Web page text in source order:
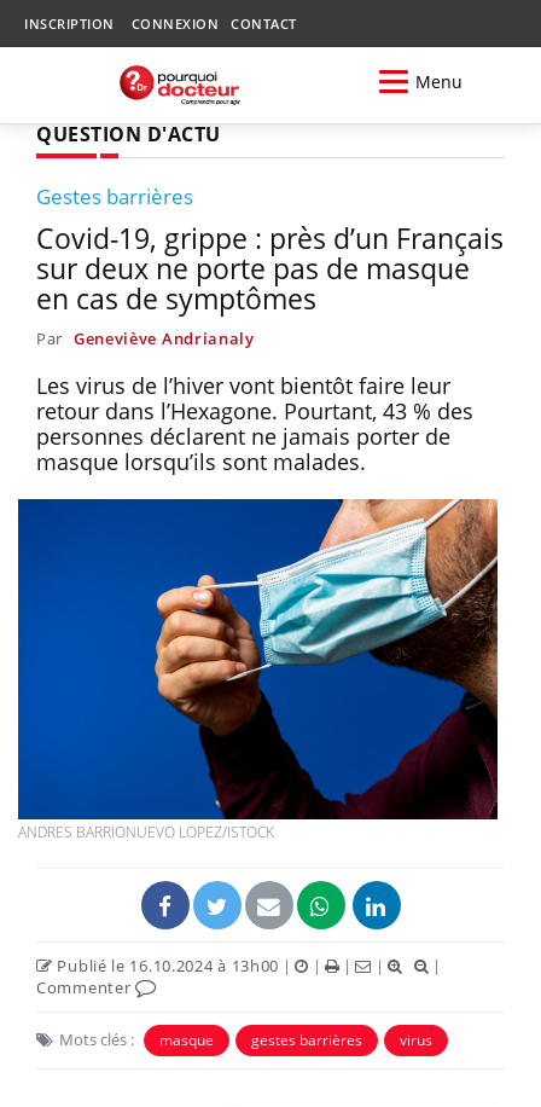
INSCRIPTION CONNEXION CONTACT
Menu
QUESTION D'ACTU
Gestes barrières
Covid-19, grippe : près d’un Français
sur deux ne porte pas de masque
en cas de symptômes
Par Geneviève Andrianaly
Les virus de l’hiver vont bientôt faire leur
retour dans l’Hexagone. Pourtant, 43 % des
personnes déclarent ne jamais porter de
masque lorsqu’ils sont malades.
ANDRES BARRIONUEVO LOPEZ/ISTOCK
Publié le 16.10.2024 à 13h00 | | | |
|
Commenter
Mots clés : masque gestes barrières virus